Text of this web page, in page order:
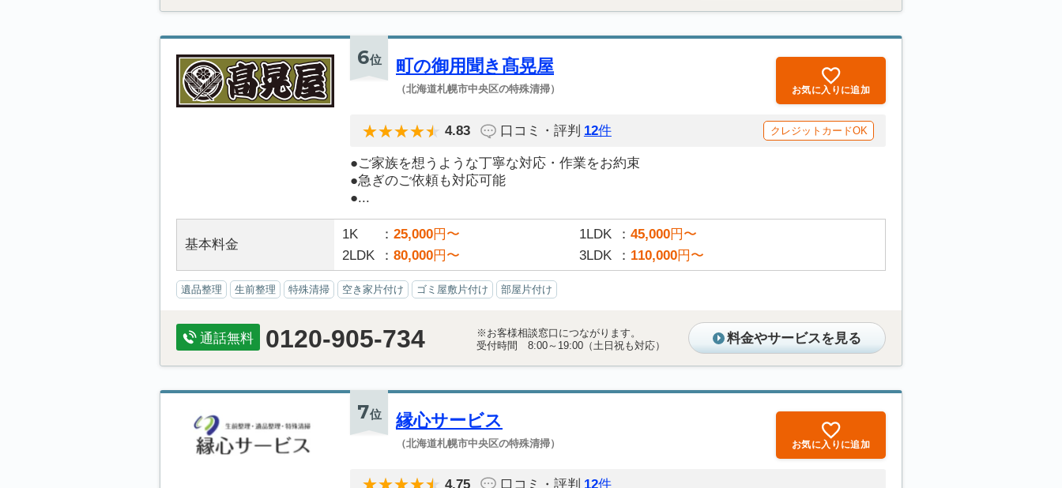
6位 町の御用聞き髙晃屋
（北海道札幌市中央区の特殊清掃） お気に入りに追加
4.83 口コミ・評判 12件 クレジットカードOK
●ご家族を想うような丁寧な対応・作業をお約束
●急ぎのご依頼も対応可能
●...
基本料金
1K 25,000円〜 1LDK 45,000円〜
2LDK
80,000円〜 3LDK 110,000円〜
遺品整理 生前整理 特殊清掃 空き家片付け ゴミ屋敷片付け 部屋片付け
通話無料 0120-905-734
※お客様相談窓口につながります。
受付時間 8:00～19:00（土日祝も対応）
料金やサービスを見る
7位 縁心サービス
（北海道札幌市中央区の特殊清掃） お気に入りに追加
4.75 口コミ・評判 12件